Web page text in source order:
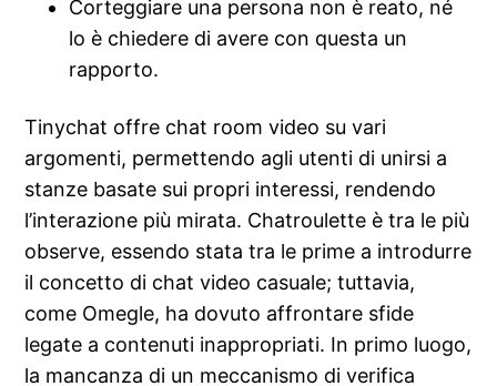
Corteggiare una persona non è reato, né
lo è chiedere di avere con questa un
rapporto.
Tinychat offre chat room video su vari
argomenti, permettendo agli utenti di unirsi a
stanze basate sui propri interessi, rendendo
l’interazione più mirata. Chatroulette è tra le più
observe, essendo stata tra le prime a introdurre
il concetto di chat video casuale; tuttavia,
come Omegle, ha dovuto affrontare sfide
legate a contenuti inappropriati. In primo luogo,
la mancanza di un meccanismo di verifica